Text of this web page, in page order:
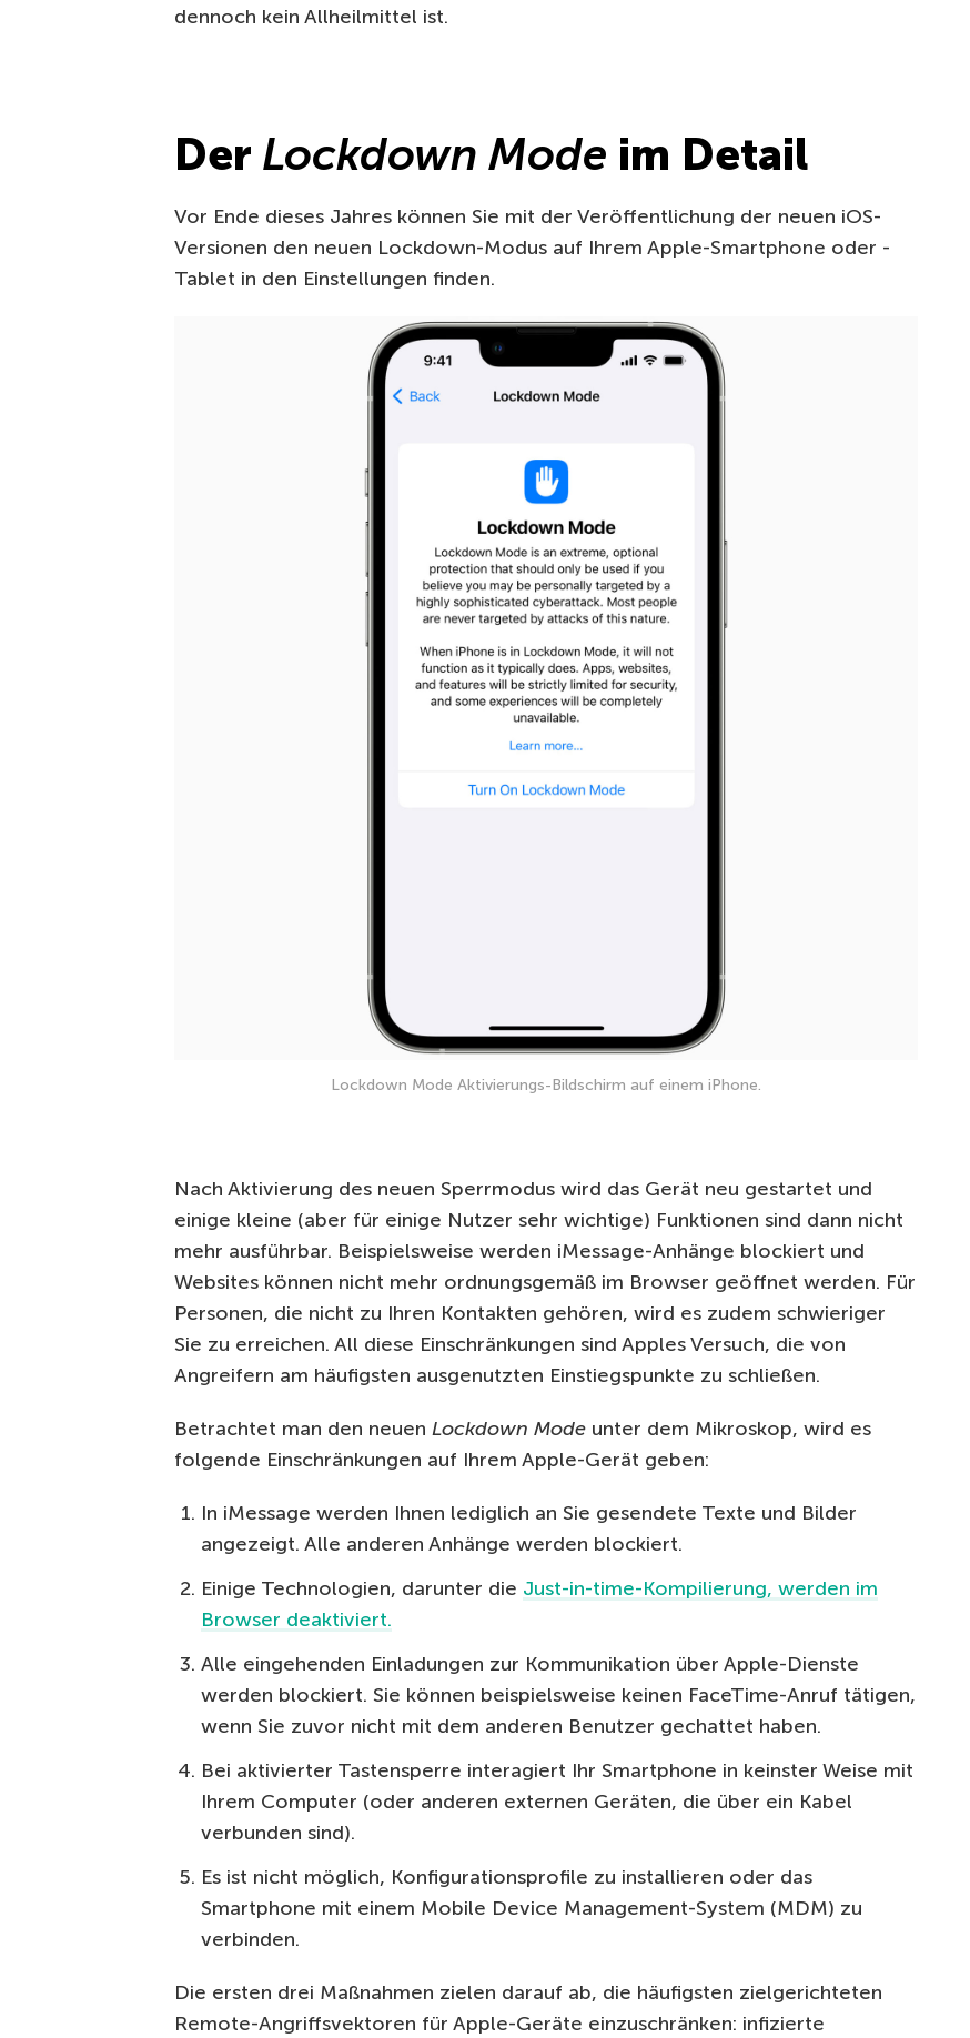
dennoch kein Allheilmittel ist.
Der Lockdown Mode im Detail
Vor Ende dieses Jahres können Sie mit der Veröffentlichung der neuen iOS-
Versionen den neuen Lockdown-Modus auf Ihrem Apple-Smartphone oder -
Tablet in den Einstellungen finden.
Lockdown Mode Aktivierungs-Bildschirm auf einem iPhone.
Nach Aktivierung des neuen Sperrmodus wird das Gerät neu gestartet und
einige kleine (aber für einige Nutzer sehr wichtige) Funktionen sind dann nicht
mehr ausführbar. Beispielsweise werden iMessage-Anhänge blockiert und
Websites können nicht mehr ordnungsgemäß im Browser geöffnet werden. Für
Personen, die nicht zu Ihren Kontakten gehören, wird es zudem schwieriger
Sie zu erreichen. All diese Einschränkungen sind Apples Versuch, die von
Angreifern am häufigsten ausgenutzten Einstiegspunkte zu schließen.
Betrachtet man den neuen Lockdown Mode unter dem Mikroskop, wird es
folgende Einschränkungen auf Ihrem Apple-Gerät geben:
In iMessage werden Ihnen lediglich an Sie gesendete Texte und Bilder
angezeigt. Alle anderen Anhänge werden blockiert.
Einige Technologien, darunter die Just-in-time-Kompilierung, werden im
Browser deaktiviert.
Alle eingehenden Einladungen zur Kommunikation über Apple-Dienste
werden blockiert. Sie können beispielsweise keinen FaceTime-Anruf tätigen,
wenn Sie zuvor nicht mit dem anderen Benutzer gechattet haben.
Bei aktivierter Tastensperre interagiert Ihr Smartphone in keinster Weise mit
Ihrem Computer (oder anderen externen Geräten, die über ein Kabel
verbunden sind).
Es ist nicht möglich, Konfigurationsprofile zu installieren oder das
Smartphone mit einem Mobile Device Management-System (MDM) zu
verbinden.
Die ersten drei Maßnahmen zielen darauf ab, die häufigsten zielgerichteten
Remote-Angriffsvektoren für Apple-Geräte einzuschränken: infizierte